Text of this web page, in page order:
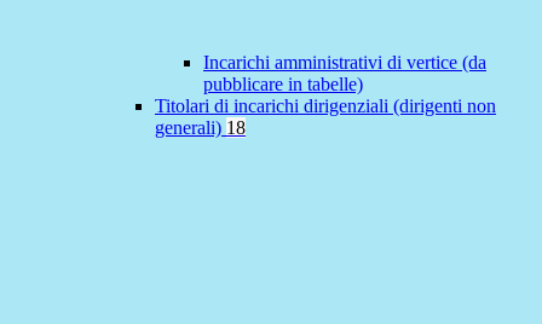
Incarichi amministrativi di vertice (da
pubblicare in tabelle)
Titolari di incarichi dirigenziali (dirigenti non
generali) 18